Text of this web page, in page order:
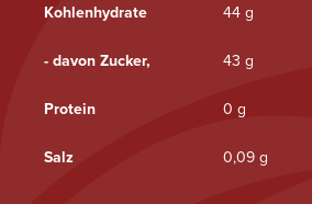
Kohlenhydrate 44 g
- davon Zucker, 43 g
Protein 0 g
Salz 0,09 g